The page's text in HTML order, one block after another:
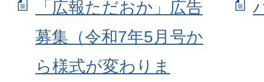
「広報ただおか」広告
募集（令和7年5月号か
ら様式が変わりま